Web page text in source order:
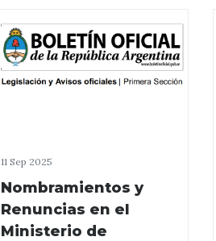
11 Sep 2025
Nombramientos y
Renuncias en el
Ministerio de